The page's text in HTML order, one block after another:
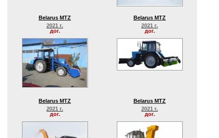
Belarus MTZ
2021 г.
дог.
Belarus MTZ
2021 г.
дог.
Belarus MTZ
2021 г.
дог.
Belarus MTZ
2021 г.
дог.